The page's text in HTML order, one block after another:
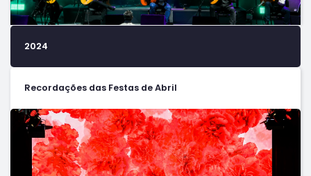
2024
Recordações das Festas de Abril